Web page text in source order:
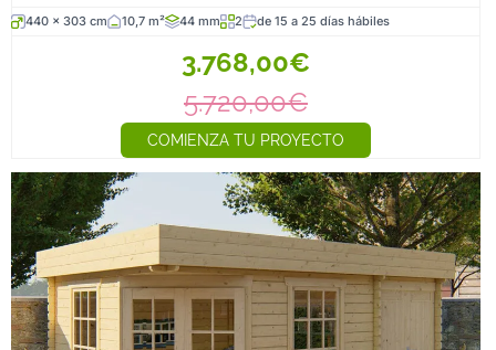
440 x 303 cm 10,7 m² 44 mm 2 de 15 a 25 días hábiles
3.768,00€
5.720,00€
COMIENZA TU PROYECTO